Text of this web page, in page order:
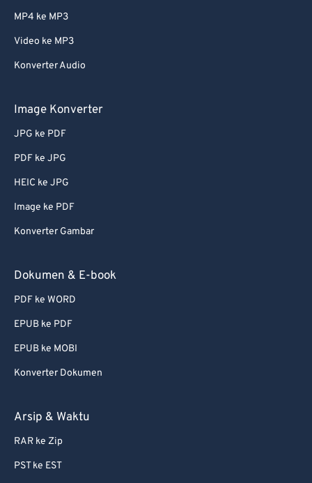
MP4 ke MP3
Video ke MP3
Konverter Audio
Image Konverter
JPG ke PDF
PDF ke JPG
HEIC ke JPG
Image ke PDF
Konverter Gambar
Dokumen & E-book
PDF ke WORD
EPUB ke PDF
EPUB ke MOBI
Konverter Dokumen
Arsip & Waktu
RAR ke Zip
PST ke EST